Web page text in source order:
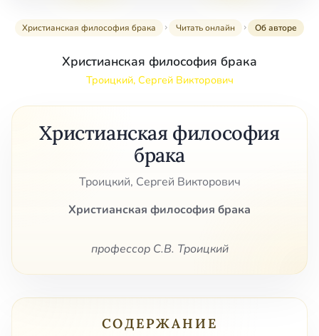
Христианская философия брака Читать онлайн Об авторе
Христианская философия брака
Троицкий, Сергей Викторович
Христианская философия
брака
Троицкий, Сергей Викторович
Христианская философия брака
профессор С.В. Троицкий
СОДЕРЖАНИЕ